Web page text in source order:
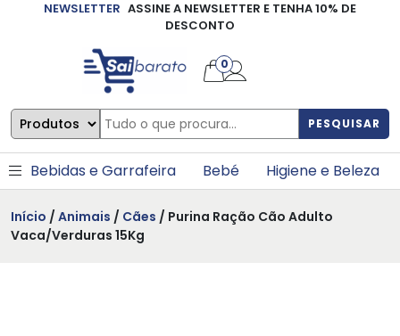
NEWSLETTER ASSINE A NEWSLETTER E TENHA 10% DE
DESCONTO
PESQUISAR
0
Bebidas e Garrafeira Bebé Higiene e Beleza
Início / Animais / Cães / Purina Ração Cão Adulto
Vaca/Verduras 15Kg